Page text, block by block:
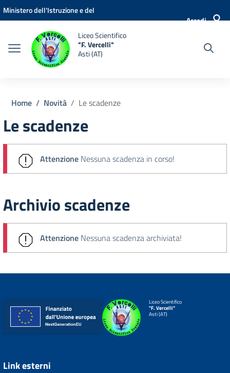
Vai ai contenuti
Vai al menu di navigazione
Vai al footer
Ministero dell'Istruzione e del
Accedi
Liceo Scientifico
"F. Vercelli"
Asti (AT)
Home Novità Le scadenze
Le scadenze
Attenzione Nessuna scadenza in corso!
Archivio scadenze
Attenzione Nessuna scadenza archiviata!
Liceo Scientifico
"F. Vercelli"
Asti (AT)
Link esterni